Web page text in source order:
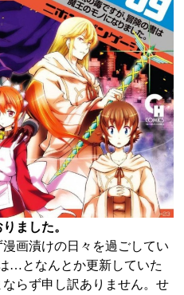
ました。
画漬けの日々を過ごしてい
…となんとか更新していた
らず申し訳ありません。せ